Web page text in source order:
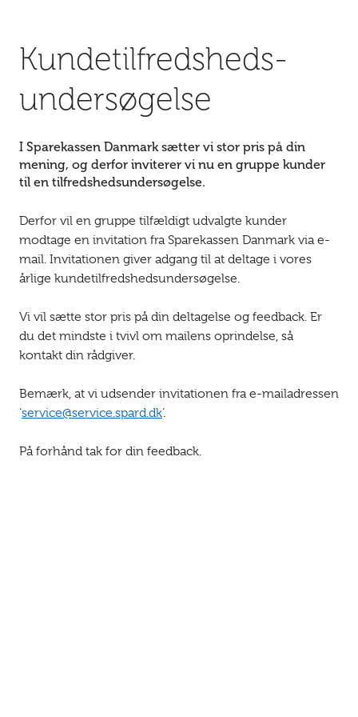
Kundetilfredsheds­
undersøgelse
I Sparekassen Danmark sætter vi stor pris på din
mening, og derfor inviterer vi nu en gruppe kunder
til en tilfredshedsundersøgelse.
Derfor vil en gruppe tilfældigt udvalgte kunder
modtage en invitation fra Sparekassen Danmark via e-
mail. Invitationen giver adgang til at deltage i vores
årlige kundetilfredshedsundersøgelse.
Vi vil sætte stor pris på din deltagelse og feedback. Er
du det mindste i tvivl om mailens oprindelse, så
kontakt din rådgiver.
Bemærk, at vi udsender invitationen fra e-mailadressen
‘service@service.spard.dk’.
På forhånd tak for din feedback.